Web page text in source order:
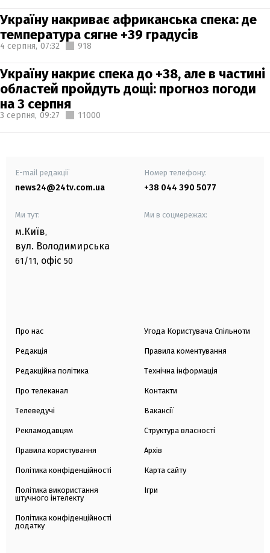
Україну накриває африканська спека: де
температура сягне +39 градусів
4 серпня, 07:32 918
Україну накриє спека до +38, але в частині
областей пройдуть дощі: прогноз погоди
на 3 серпня
3 серпня, 09:27 11000
E-mail редакції
news24@24tv.com.ua
Номер телефону:
+38 044 390 5077
Ми тут:
м.Київ,
вул. Володимирська
61/11, офіс 50
Ми в соцмережах:
Про нас
Редакція
Редакційна політика
Про телеканал
Телеведучі
Рекламодавцям
Правила користування
Політика конфіденційності
Політика використання
штучного інтелекту
Політика конфіденційності
додатку
Угода Користувача Спільноти
Правила коментування
Технічна інформація
Контакти
Вакансії
Структура власності
Архів
Карта сайту
Ігри